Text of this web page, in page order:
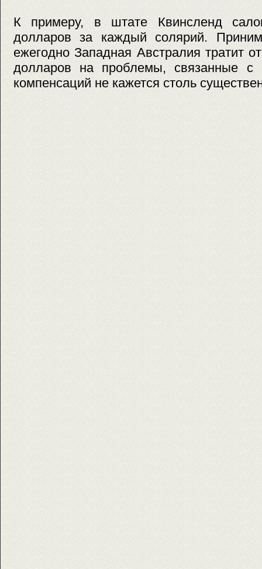
К примеру, в штате Квинсленд
долларов за каждый солярий.
ежегодно Западная Австралия тратит
долларов на проблемы, связанные с
компенсаций не кажется столь